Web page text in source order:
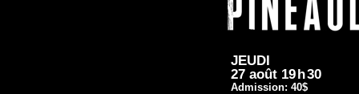
JEUDI
27 août 19h30
Admission: 40$